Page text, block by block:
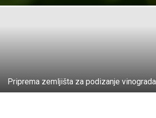
Priprema zemljišta za podizanje vinograda